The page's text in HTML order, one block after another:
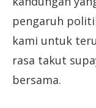
pengaruh
kami untuk
rasa takut
bersama.